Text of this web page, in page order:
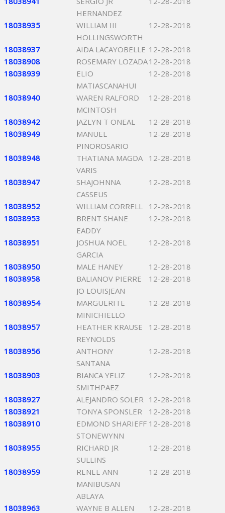
HERNANDEZ
18038935
WILLIAM III
HOLLINGSWORTH
12-28-2018
18038937 AIDA LACAYOBELLE 12-28-2018
18038908
ROSEMARY LOZADA12-28-2018
18038939
ELIO
MATIASCANAHUI
12-28-2018
18038940
WAREN RALFORD
MCINTOSH
12-28-2018
18038942 JAZLYN T ONEAL
12-28-2018
18038949
MANUEL
PINOROSARIO
12-28-2018
18038948
THATIANA MAGDA
VARIS
12-28-2018
18038947
SHAJOHNNA
CASSEUS
12-28-2018
18038952 WILLIAM CORRELL
12-28-2018
18038953
BRENT SHANE
EADDY
12-28-2018
18038951
JOSHUA NOEL
GARCIA
12-28-2018
18038950 MALE HANEY
12-28-2018
18038958
BALIANOV PIERRE
JO LOUISJEAN
12-28-2018
18038954
MARGUERITE
MINICHIELLO
12-28-2018
18038957
HEATHER KRAUSE
REYNOLDS
12-28-2018
18038956
ANTHONY
SANTANA
12-28-2018
18038903
BIANCA YELIZ
SMITHPAEZ
12-28-2018
18038927 ALEJANDRO SOLER 12-28-2018
18038921
TONYA SPONSLER
12-28-2018
18038910
EDMOND SHARIEFF
STONEWYNN
12-28-2018
18038955
RICHARD JR
SULLINS
12-28-2018
18038959
RENEE ANN
MANIBUSAN
ABLAYA
12-28-2018
18038963 WAYNE B ALLEN 12-28-2018